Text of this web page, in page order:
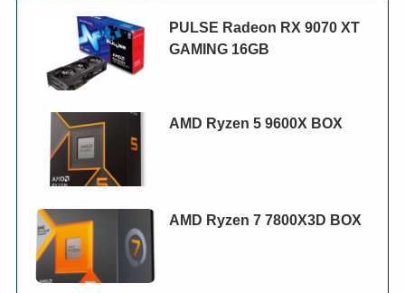
PULSE Radeon RX 9070 XT
GAMING 16GB
AMD Ryzen 5 9600X BOX
AMD Ryzen 7 7800X3D BOX